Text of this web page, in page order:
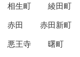
相生町 綾田町
赤田
赤田新町
悪王寺
曙町